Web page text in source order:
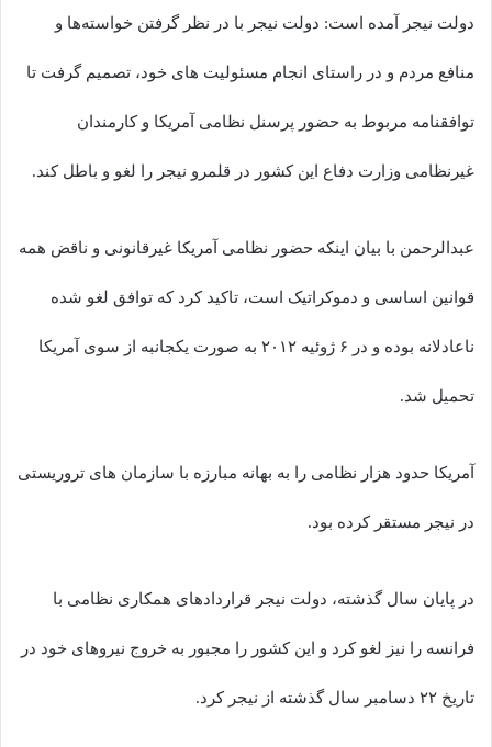
دولت نیجر آمده است: دولت نیجر با در نظر گرفتن خواسته‌ها و
منافع مردم و در راستای انجام مسئولیت های خود، تصمیم گرفت تا
توافقنامه مربوط به حضور پرسنل نظامی آمریکا و کارمندان
غیرنظامی وزارت دفاع این کشور در قلمرو نیجر را لغو و باطل کند.
عبدالرحمن با بیان اینکه حضور نظامی آمریکا غیرقانونی و ناقض همه
قوانین اساسی و دموکراتیک است، تاکید کرد که توافق لغو شده
ناعادلانه بوده و در ۶ ژوئیه ۲۰۱۲ به صورت یکجانبه از سوی آمریکا
تحمیل شد.
آمریکا حدود هزار نظامی را به بهانه مبارزه با سازمان های تروریستی
در نیجر مستقر کرده بود.
در پایان سال گذشته، دولت نیجر قراردادهای همکاری نظامی با
فرانسه را نیز لغو کرد و این کشور را مجبور به خروج نیروهای خود در
تاریخ ۲۲ دسامبر سال گذشته از نیجر کرد.